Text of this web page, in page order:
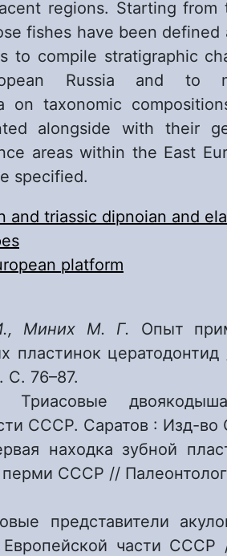
regions. Starting
fishes have been
to compile stratigraphic
Russia and to
on taxonomic
alongside with their
areas within the East
specified.
and triassic dipnoian and
platform
Миних М. Г. Опыт
пластинок цератодонтид
76–87.
Триасовые
СССР. Саратов : Изд-во
находка зубной
СССР //
представители
Европейской части СССР